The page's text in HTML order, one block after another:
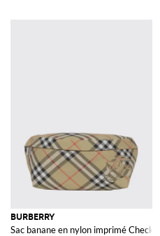
BURBERRY
Sac banane en nylon imprimé Check